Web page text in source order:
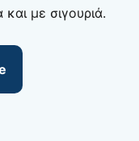
με σιγουριά.